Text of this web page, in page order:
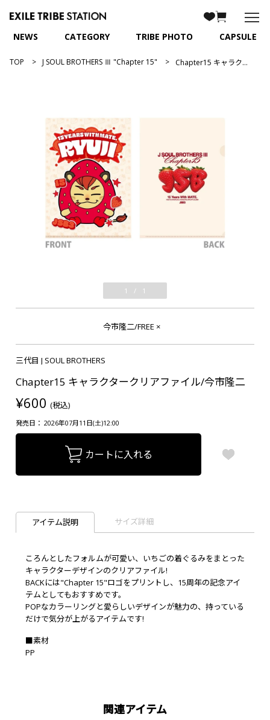
NEWS CATEGORY TRIBE PHOTO CAPSULE
TOP J SOUL BROTHERS Ⅲ "Chapter 15" Chapter15 キャラクタークリアファイル/今市隆二
1 / 1
今市隆二/FREE ×
三代目 J SOUL BROTHERS
Chapter15 キャラクタークリアファイル/今市隆二
¥600 (税込)
発売日： 2026年07月11日(土)12:00
カートに入れる
アイテム説明 サイズ詳細
ころんとしたフォルムが可愛い、いちごの着ぐるみをまとった
キャラクターデザインのクリアファイル!
BACKには"Chapter 15"ロゴをプリントし、15周年の記念アイ
テムとしてもおすすめです。
POPなカラーリングと愛らしいデザインが魅力の、持っている
だけで気分が上がるアイテムです!
■素材
PP
関連アイテム